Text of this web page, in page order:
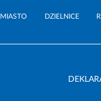
MIASTO DZIELNICE